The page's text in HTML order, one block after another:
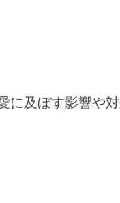
に及ぼす影響や